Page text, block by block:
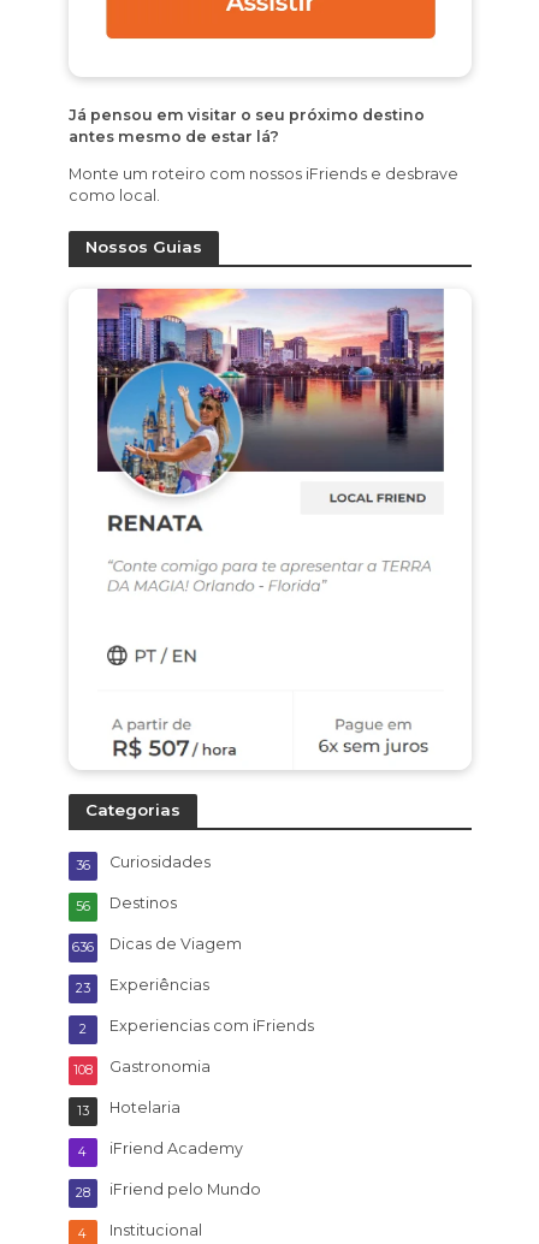
Já pensou em visitar o seu próximo destino
antes mesmo de estar lá?
Monte um roteiro com nossos iFriends e desbrave
como local.
Nossos Guias
Categorias
Curiosidades
36
Destinos
56
Dicas de Viagem
636
Experiências
23
Experiencias com iFriends
2
Gastronomia
108
Hotelaria
13
iFriend Academy
4
iFriend pelo Mundo
28
Institucional
4